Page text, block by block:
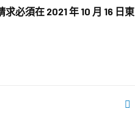
求必須在 2021 年 10 月 16 日東